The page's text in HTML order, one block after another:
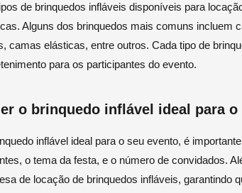
de brinquedos infláveis disponíveis para
Alguns dos brinquedos mais comuns incluem
camas elásticas, entre outros. Cada tipo de
para os participantes do evento.
o brinquedo inflável ideal para o
inflável ideal para o seu evento, é
o tema da festa, e o número de convidados.
de locação de brinquedos infláveis, garantindo